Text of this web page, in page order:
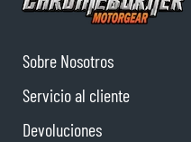
Sobre Nosotros
Servicio al cliente
Devoluciones